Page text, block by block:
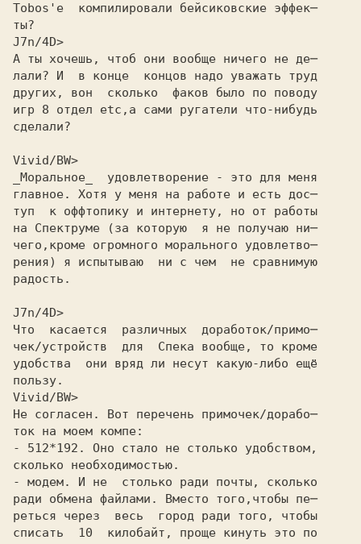
Tobos'е  компилировали бейсиковские эффек─
ты?
J7n/4D>
А ты хочешь, чтоб они вообще ничего не де─
лали? И  в конце  концов надо уважать труд
других, вон  сколько  факов было по поводу
игр 8 отдел etc,а сами ругатели что-нибудь
сделали?
Vivid/BW>
_Моральное_  удовлетворение - это для меня
главное. Хотя у меня на работе и есть дос─
туп  к оффтопику и интернету, но от работы
на Спектруме (за которую  я не получаю ни─
чего,кроме огромного морального удовлетво─
рения) я испытываю  ни с чем  не сравнимую
радость.
J7n/4D>
Что  касается  различных  доработок/примо─
чек/устройств  для  Спека вообще, то кроме
удобства  они вряд ли несут какую-либо ещё
пользу.
Vivid/BW>
Hе согласен. Вот перечень примочек/дорабо─
ток на моем компе:
- 512*192. Оно стало не столько удобством,
сколько необходимостью.
- модем. И не  столько ради почты, сколько
ради обмена файлами. Вместо того,чтобы пе─
реться через  весь  город ради того, чтобы
списать  10  килобайт, проще кинуть это по